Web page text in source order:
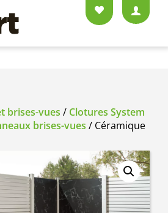
brises-vues / Clotures System
brises-vues / Céramique